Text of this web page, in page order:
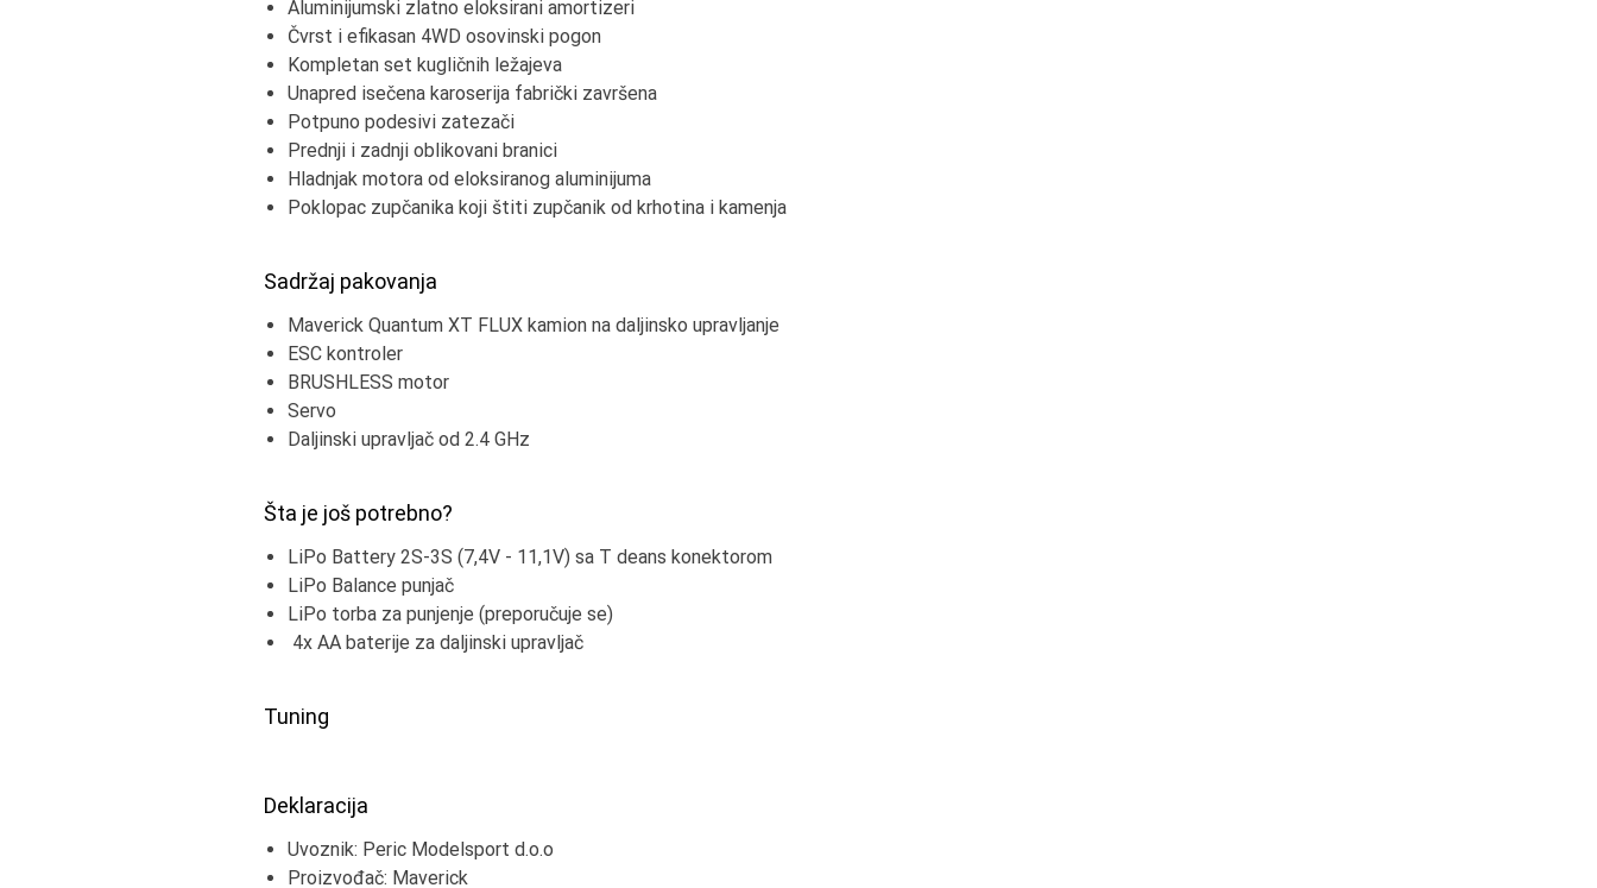
Aluminijumski zlatno eloksirani amortizeri
Čvrst i efikasan 4WD osovinski pogon
Kompletan set kugličnih ležajeva
Unapred isečena karoserija fabrički završena
Potpuno podesivi zatezači
Prednji i zadnji oblikovani branici
Hladnjak motora od eloksiranog aluminijuma
Poklopac zupčanika koji štiti zupčanik od krhotina i kamenja
Sadržaj pakovanja
Maverick Quantum XT FLUX kamion na daljinsko upravljanje
ESC kontroler
BRUSHLESS motor
Servo
Daljinski upravljač od 2.4 GHz
Šta je još potrebno?
LiPo Battery 2S-3S (7,4V - 11,1V) sa T deans konektorom
LiPo Balance punjač
LiPo torba za punjenje (preporučuje se)
4x AA baterije za daljinski upravljač
Tuning
Deklaracija
Uvoznik: Peric Modelsport d.o.o
Proizvođač: Maverick